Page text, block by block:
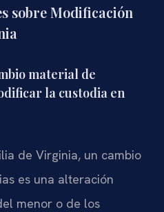
sobre Modificación
material de
la custodia en
de Virginia, un cambio
es una alteración
menor o de los